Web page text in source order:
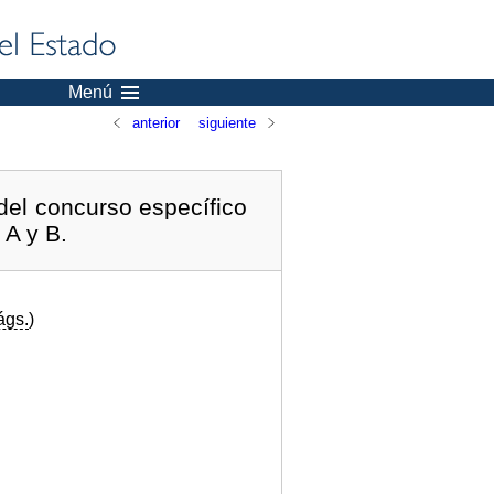
Menú
anterior siguiente
concurso específico
y B.
)